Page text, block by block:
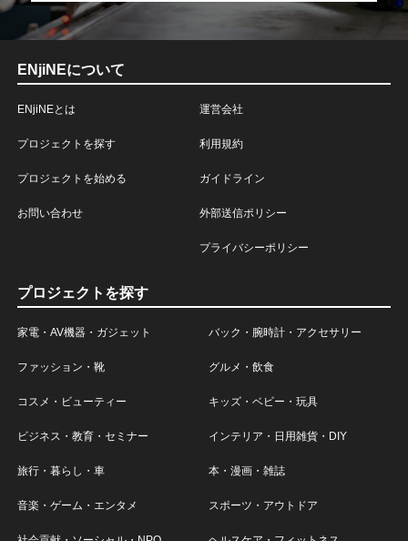
ENjiNEについて
ENjiNEとは
プロジェクトを探す
プロジェクトを始める
お問い合わせ
運営会社
利用規約
ガイドライン
外部送信ポリシー
プライバシーポリシー
プロジェクトを探す
家電・AV機器・ガジェット バック・腕時計・アクセサリー
ファッション・靴 グルメ・飲食
コスメ・ビューティー キッズ・ベビー・玩具
ビジネス・教育・セミナー インテリア・日用雑貨・DIY
旅行・暮らし・車 本・漫画・雑誌
音楽・ゲーム・エンタメ スポーツ・アウトドア